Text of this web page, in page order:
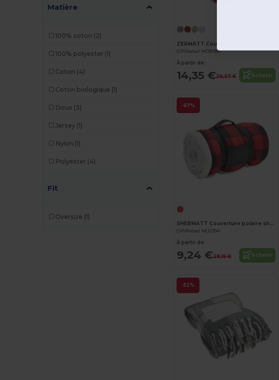
Matière
100% coton (2)
100% polyester (1)
Coton (4)
Coton biologique (1)
Doux (3)
Jersey (1)
Nylon (1)
Polyester (4)
Fit
Oversize (1)
ZERMATT Couverture PP / sherpa
GiftRetail MO9089
À partir de:
14,35 €29,67 € Acheter
-67%
SHERMATT Couverture polaire sherpa RPET
GiftRetail MO2394
À partir de:
9,24 €28,19 € Acheter
-52%